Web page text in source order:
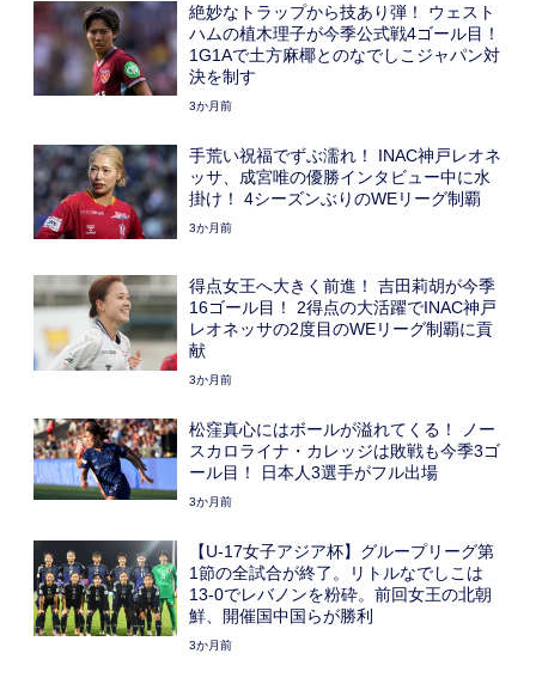
絶妙なトラップから技あり弾！ ウェスト
ハムの植木理子が今季公式戦4ゴール目！
1G1Aで土方麻椰とのなでしこジャパン対
決を制す
3か月前
手荒い祝福でずぶ濡れ！ INAC神戸レオネ
ッサ、成宮唯の優勝インタビュー中に水
掛け！ 4シーズンぶりのWEリーグ制覇
3か月前
得点女王へ大きく前進！ 吉田莉胡が今季
16ゴール目！ 2得点の大活躍でINAC神戸
レオネッサの2度目のWEリーグ制覇に貢
献
3か月前
松窪真心にはボールが溢れてくる！ ノー
スカロライナ・カレッジは敗戦も今季3ゴ
ール目！ 日本人3選手がフル出場
3か月前
【U-17女子アジア杯】グループリーグ第
1節の全試合が終了。リトルなでしこは
13-0でレバノンを粉砕。前回女王の北朝
鮮、開催国中国らが勝利
3か月前